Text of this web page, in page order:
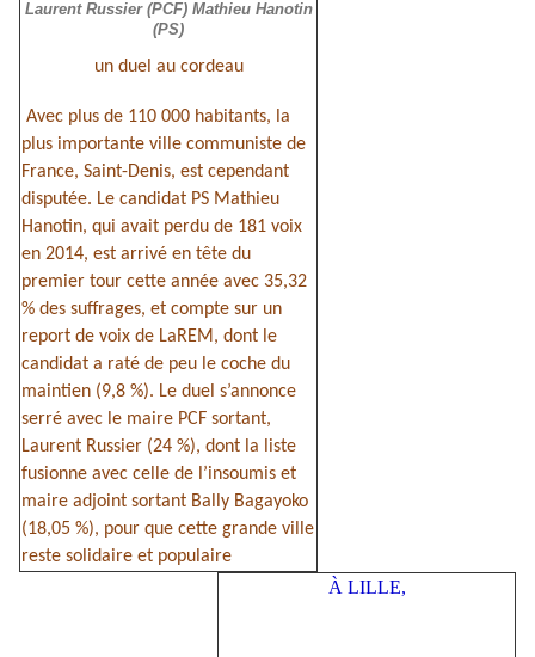
Laurent Russier (PCF) Mathieu Hanotin
(PS)
un duel au cordeau
Avec plus de 110 000 habitants, la
plus importante ville communiste de
France, Saint-Denis, est cependant
disputée. Le candidat PS Mathieu
Hanotin, qui avait perdu de 181 voix
en 2014, est arrivé en tête du
premier tour cette année avec 35,32
% des suffrages, et compte sur un
report de voix de LaREM, dont le
candidat a raté de peu le coche du
maintien (9,8 %). Le duel s’annonce
serré avec le maire PCF sortant,
Laurent Russier (24 %), dont la liste
fusionne avec celle de l’insoumis et
maire adjoint sortant Bally Bagayoko
(18,05 %), pour que cette grande ville
reste solidaire et populaire
À LILLE,